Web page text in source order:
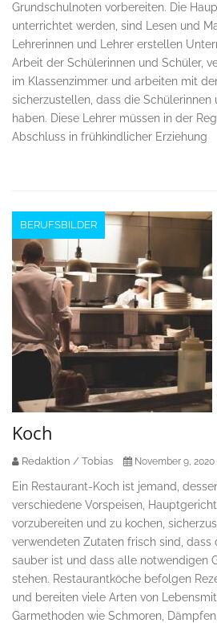
Grundschulnoten vorbereiten. Die
unterrichtet werden, sind Lesen und
Lehrerinnen und Lehrer erstellen
Arbeit der Schülerinnen und Schüler,
im Klassenzimmer und arbeiten mit
sicherzustellen, dass die Schülerinnen
haben. Diese Lehrer müssen in der
Abschluss in frühkindlicher Erziehung
BERUFSBILDER
Koch
Redaktion / Tobias November 9, 2020
Ein Restaurant-Koch ist jemand,
verschiedene Vorspeisen,
vorzubereiten und zu kochen,
verwendeten Zutaten frisch sind, dass
sauber ist und dass alle notwendigen
stehen. Restaurantköche befolgen
und bereiten viele Arten von
Garmethoden wie Schmoren,